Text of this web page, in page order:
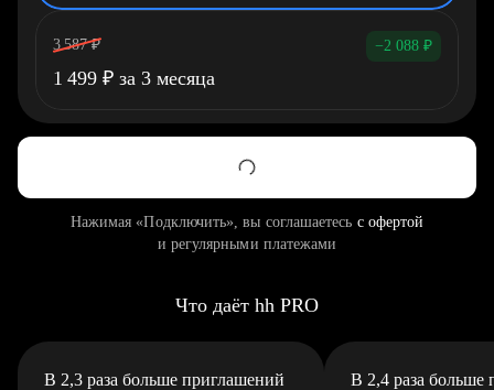
3 587 ₽ −2 088 ₽
1 499 ₽ за 3 месяца
Нажимая «Подключить», вы соглашаетесь с офертой
и регулярными платежами
Что даёт hh PRO
В 2,3 раза больше приглашений В 2,4 раза больше